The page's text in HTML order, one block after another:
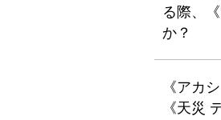
る際、
か？
《アカ
《天災